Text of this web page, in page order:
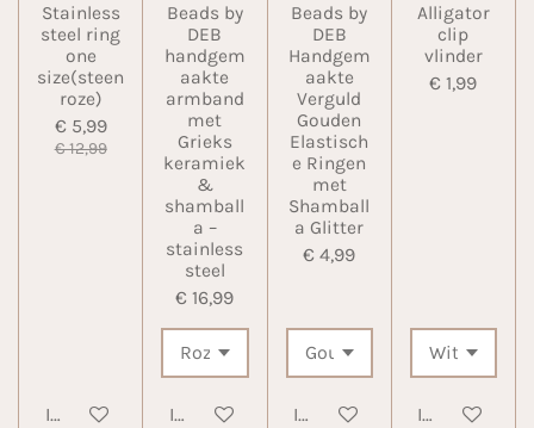
Stainless
steel ring
one
size(steen
roze)
€ 5,99
€ 12,99
In winkelwagen
Beads by
DEB
handgem
aakte
armband
met
Grieks
keramiek
&
shamball
a –
stainless
steel
€ 16,99
In winkelwagen
Beads by
DEB
Handgem
aakte
Verguld
Gouden
Elastisch
e Ringen
met
Shamball
a Glitter
€ 4,99
In winkelwagen
Alligator
clip
vlinder
€ 1,99
In